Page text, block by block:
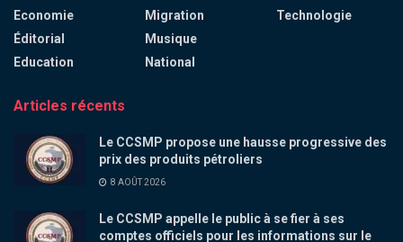
Economie
Éditorial
Education
Migration
Musique
National
Technologie
Articles récents
Le CCSMP propose une hausse progressive des
prix des produits pétroliers
8 AOÛT 2026
Le CCSMP appelle le public à se fier à ses
comptes officiels pour les informations sur le